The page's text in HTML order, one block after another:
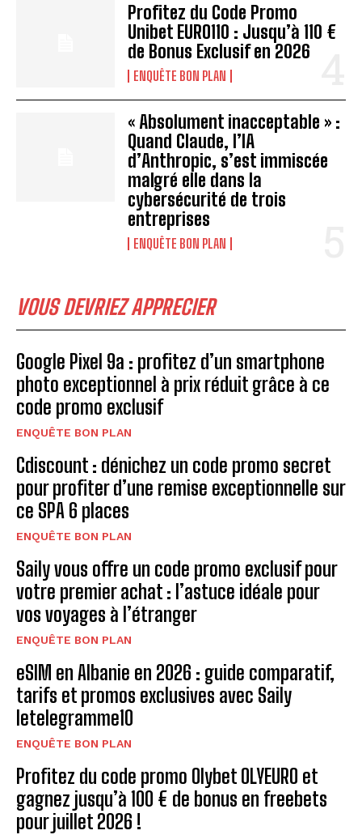
Profitez du Code Promo
Unibet EURO110 : Jusqu’à 110 €
de Bonus Exclusif en 2026
ENQUÊTE BON PLAN
« Absolument inacceptable » :
Quand Claude, l’IA
d’Anthropic, s’est immiscée
malgré elle dans la
cybersécurité de trois
entreprises
ENQUÊTE BON PLAN
VOUS DEVRIEZ APPRECIER
Google Pixel 9a : profitez d’un smartphone
photo exceptionnel à prix réduit grâce à ce
code promo exclusif
ENQUÊTE BON PLAN
Cdiscount : dénichez un code promo secret
pour profiter d’une remise exceptionnelle sur
ce SPA 6 places
ENQUÊTE BON PLAN
Saily vous offre un code promo exclusif pour
votre premier achat : l’astuce idéale pour
vos voyages à l’étranger
ENQUÊTE BON PLAN
eSIM en Albanie en 2026 : guide comparatif,
tarifs et promos exclusives avec Saily
letelegramme10
ENQUÊTE BON PLAN
Profitez du code promo Olybet OLYEURO et
gagnez jusqu’à 100 € de bonus en freebets
pour juillet 2026 !